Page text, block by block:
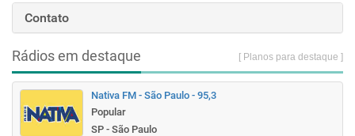
Contato
Rádios em destaque [ Planos para destaque ]
Nativa FM - São Paulo - 95,3
Popular
SP - São Paulo